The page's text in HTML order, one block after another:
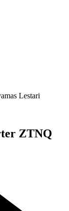
Lestari
ZTNQ